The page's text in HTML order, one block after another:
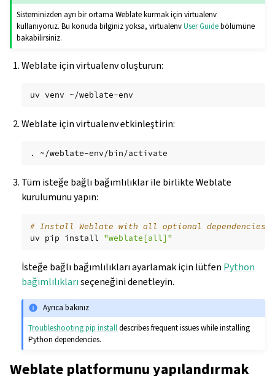
Sisteminizden ayrı bir ortama Weblate kurmak için virtualenv
kullanıyoruz. Bu konuda bilginiz yoksa, virtualenvUser Guidebölümüne
bakabilirsiniz.
Weblate için virtualenv oluşturun:
uv venv
Weblate için virtualenv etkinleştirin:
.
Tüm isteğe bağlı bağımlılıklar ile birlikte Weblate
kurulumunu yapın:
# Install Weblate with all optional dependencies
uv pip install "weblate[all]"
İsteğe bağlı bağımlılıkları ayarlamak için lütfen Python
bağımlılıklarıseçeneğini denetleyin.
Ayrıca bakınız
Troubleshooting pip installdescribes frequent issues while installing
Python dependencies.
Weblate platformunu yapılandırmak